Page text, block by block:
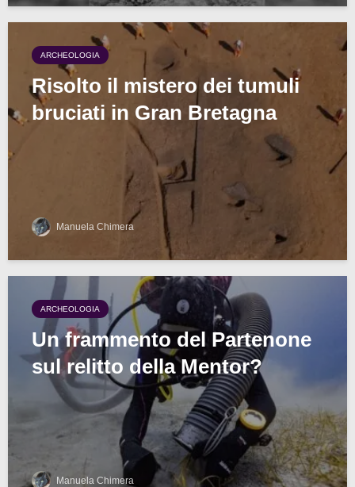
ARCHEOLOGIA
Risolto il mistero dei tumuli
bruciati in Gran Bretagna
Manuela Chimera
ARCHEOLOGIA
Un frammento del Partenone
sul relitto della Mentor?
Manuela Chimera